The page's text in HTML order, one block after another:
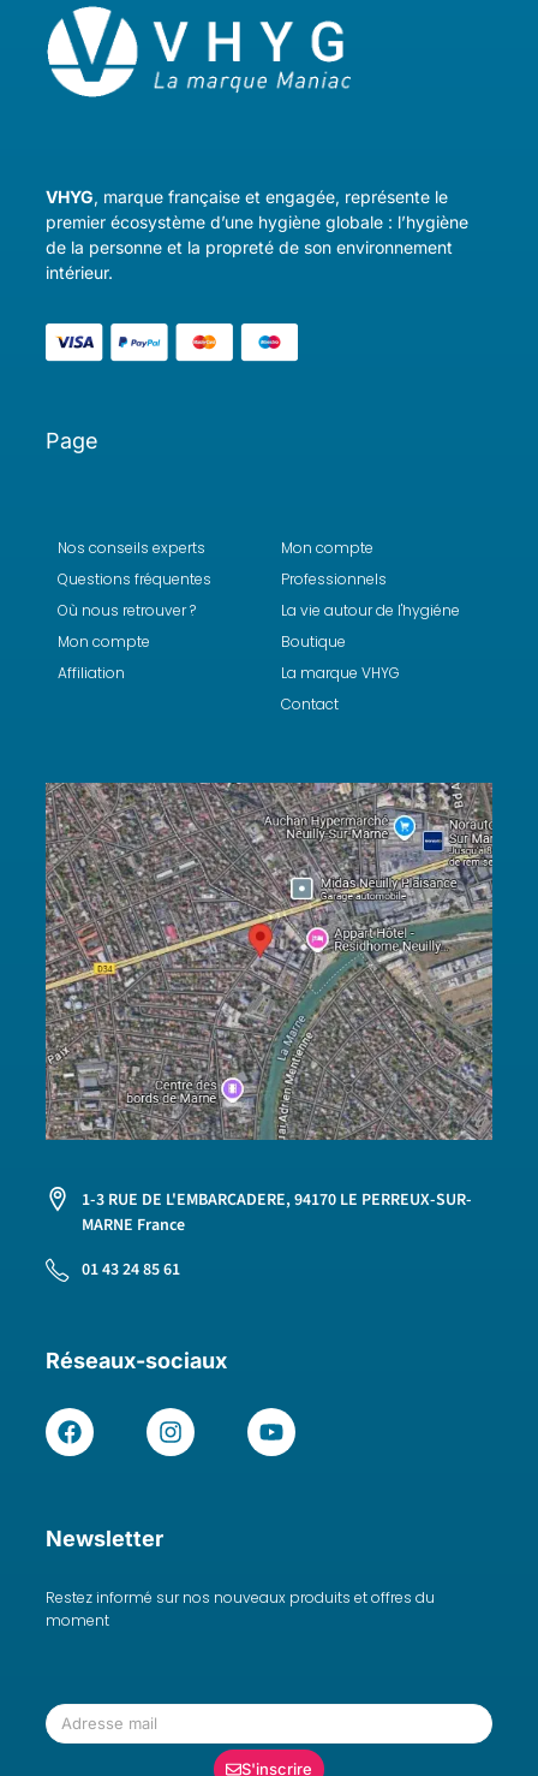
VHYG, marque française et engagée, représente le
premier écosystème d’une hygiène globale : l’hygiène
de la personne et la propreté de son environnement
intérieur.
Page
Nos conseils experts
Questions fréquentes
Où nous retrouver ?
Mon compte
Affiliation
Mon compte
Professionnels
La vie autour de l'hygiéne
Boutique
La marque VHYG
Contact
1-3 RUE DE L'EMBARCADERE, 94170 LE PERREUX-SUR-
MARNE France
01 43 24 85 61
Réseaux-sociaux
Newsletter
Restez informé sur nos nouveaux produits et offres du
moment
S'inscrire